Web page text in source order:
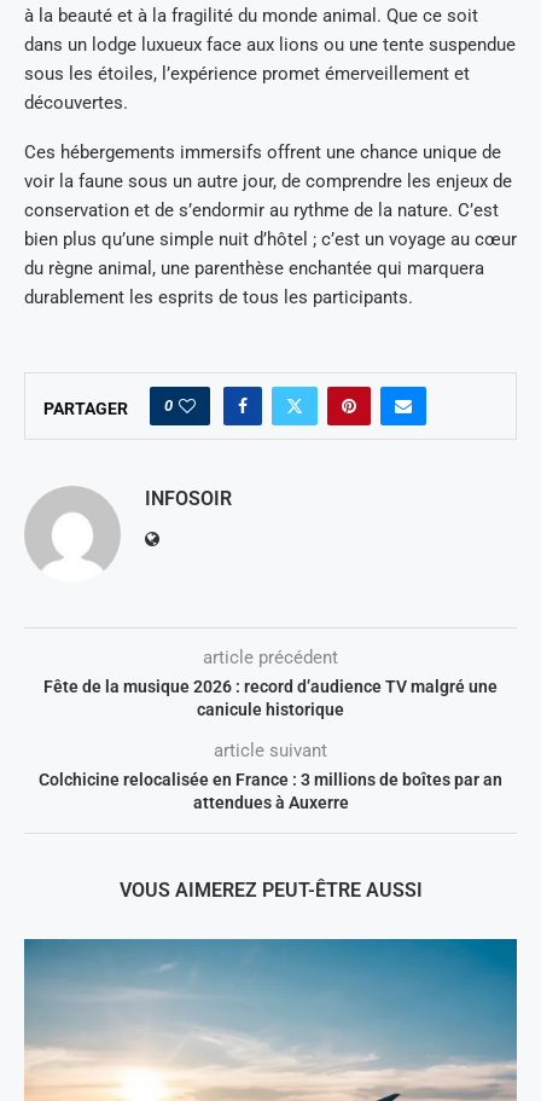
à la beauté et à la fragilité du monde animal. Que ce soit
dans un lodge luxueux face aux lions ou une tente suspendue
sous les étoiles, l’expérience promet émerveillement et
découvertes.
Ces hébergements immersifs offrent une chance unique de
voir la faune sous un autre jour, de comprendre les enjeux de
conservation et de s’endormir au rythme de la nature. C’est
bien plus qu’une simple nuit d’hôtel ; c’est un voyage au cœur
du règne animal, une parenthèse enchantée qui marquera
durablement les esprits de tous les participants.
PARTAGER 0
INFOSOIR
article précédent
Fête de la musique 2026 : record d’audience TV malgré une
canicule historique
article suivant
Colchicine relocalisée en France : 3 millions de boîtes par an
attendues à Auxerre
VOUS AIMEREZ PEUT-ÊTRE AUSSI